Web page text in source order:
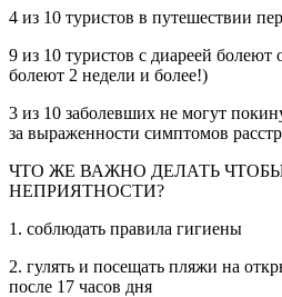
4 из 10 туристов в путешествии
9 из 10 туристов с диареей болеют
болеют 2 недели и более!)
3 из 10 заболевших не могут
за выраженности симптомов
ЧТО ЖЕ ВАЖНО ДЕЛАТЬ
НЕПРИЯТНОСТИ?
1. соблюдать правила гигиены
2. гулять и посещать пляжи на
после 17 часов дня